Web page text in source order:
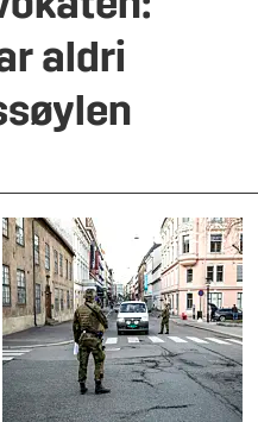
aldri